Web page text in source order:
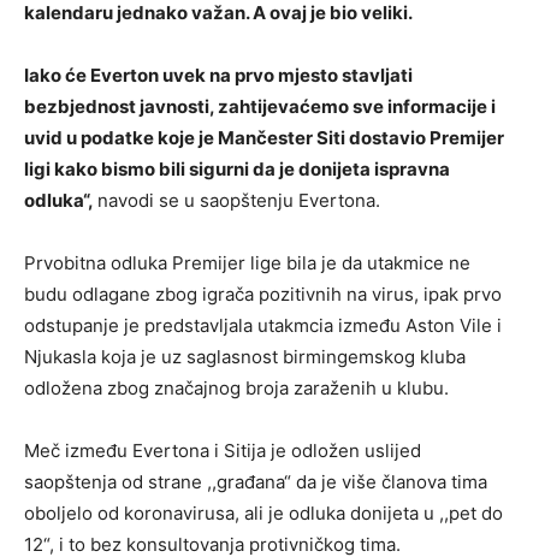
kalendaru jednako važan. A ovaj je bio veliki.
Iako će Everton uvek na prvo mjesto stavljati
bezbjednost javnosti, zahtijevaćemo sve informacije i
uvid u podatke koje je Mančester Siti dostavio Premijer
ligi kako bismo bili sigurni da je donijeta ispravna
odluka“, navodi se u saopštenju Evertona.
Prvobitna odluka Premijer lige bila je da utakmice ne
budu odlagane zbog igrača pozitivnih na virus, ipak prvo
odstupanje je predstavljala utakmcia između Aston Vile i
Njukasla koja je uz saglasnost birmingemskog kluba
odložena zbog značajnog broja zaraženih u klubu.
Meč između Evertona i Sitija je odložen uslijed
saopštenja od strane ,,građana“ da je više članova tima
oboljelo od koronavirusa, ali je odluka donijeta u ,,pet do
12“, i to bez konsultovanja protivničkog tima.